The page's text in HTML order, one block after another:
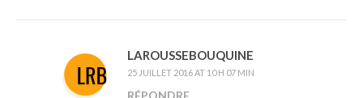
LAROUSSEBOUQUINE
25 JUILLET 2016 AT 10 H 07 MIN
RÉPONDRE